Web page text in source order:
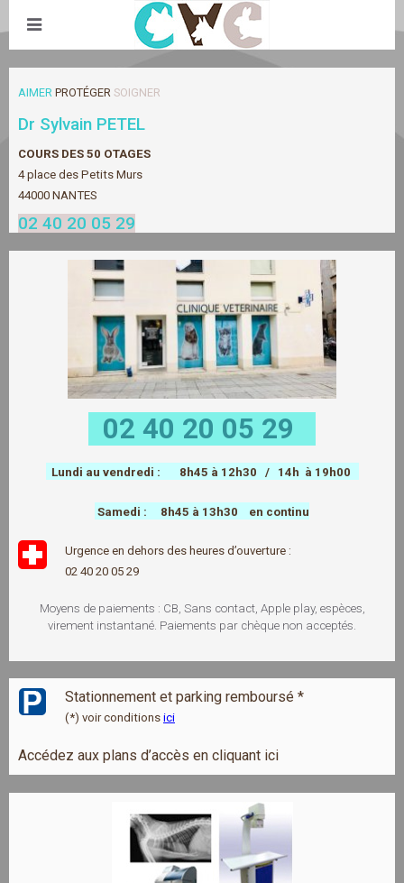
AIMER PROTÉGER SOIGNER
Dr Sylvain PETEL
COURS DES 50 OTAGES
4 place des Petits Murs
44000 NANTES
02 40 20 05 29
02 40 20 05 29
Lundi au vendredi : 8h45 à 12h30 / 14h à 19h00
Samedi : 8h45 à 13h30 en continu
Urgence en dehors des heures d’ouverture :
02 40 20 05 29
Moyens de paiements : CB, Sans contact, Apple play, espèces,
virement instantané. Paiements par chèque non acceptés.
Stationnement et parking remboursé *
(*) voir conditions ici
Accédez aux plans d’accès en cliquant ici